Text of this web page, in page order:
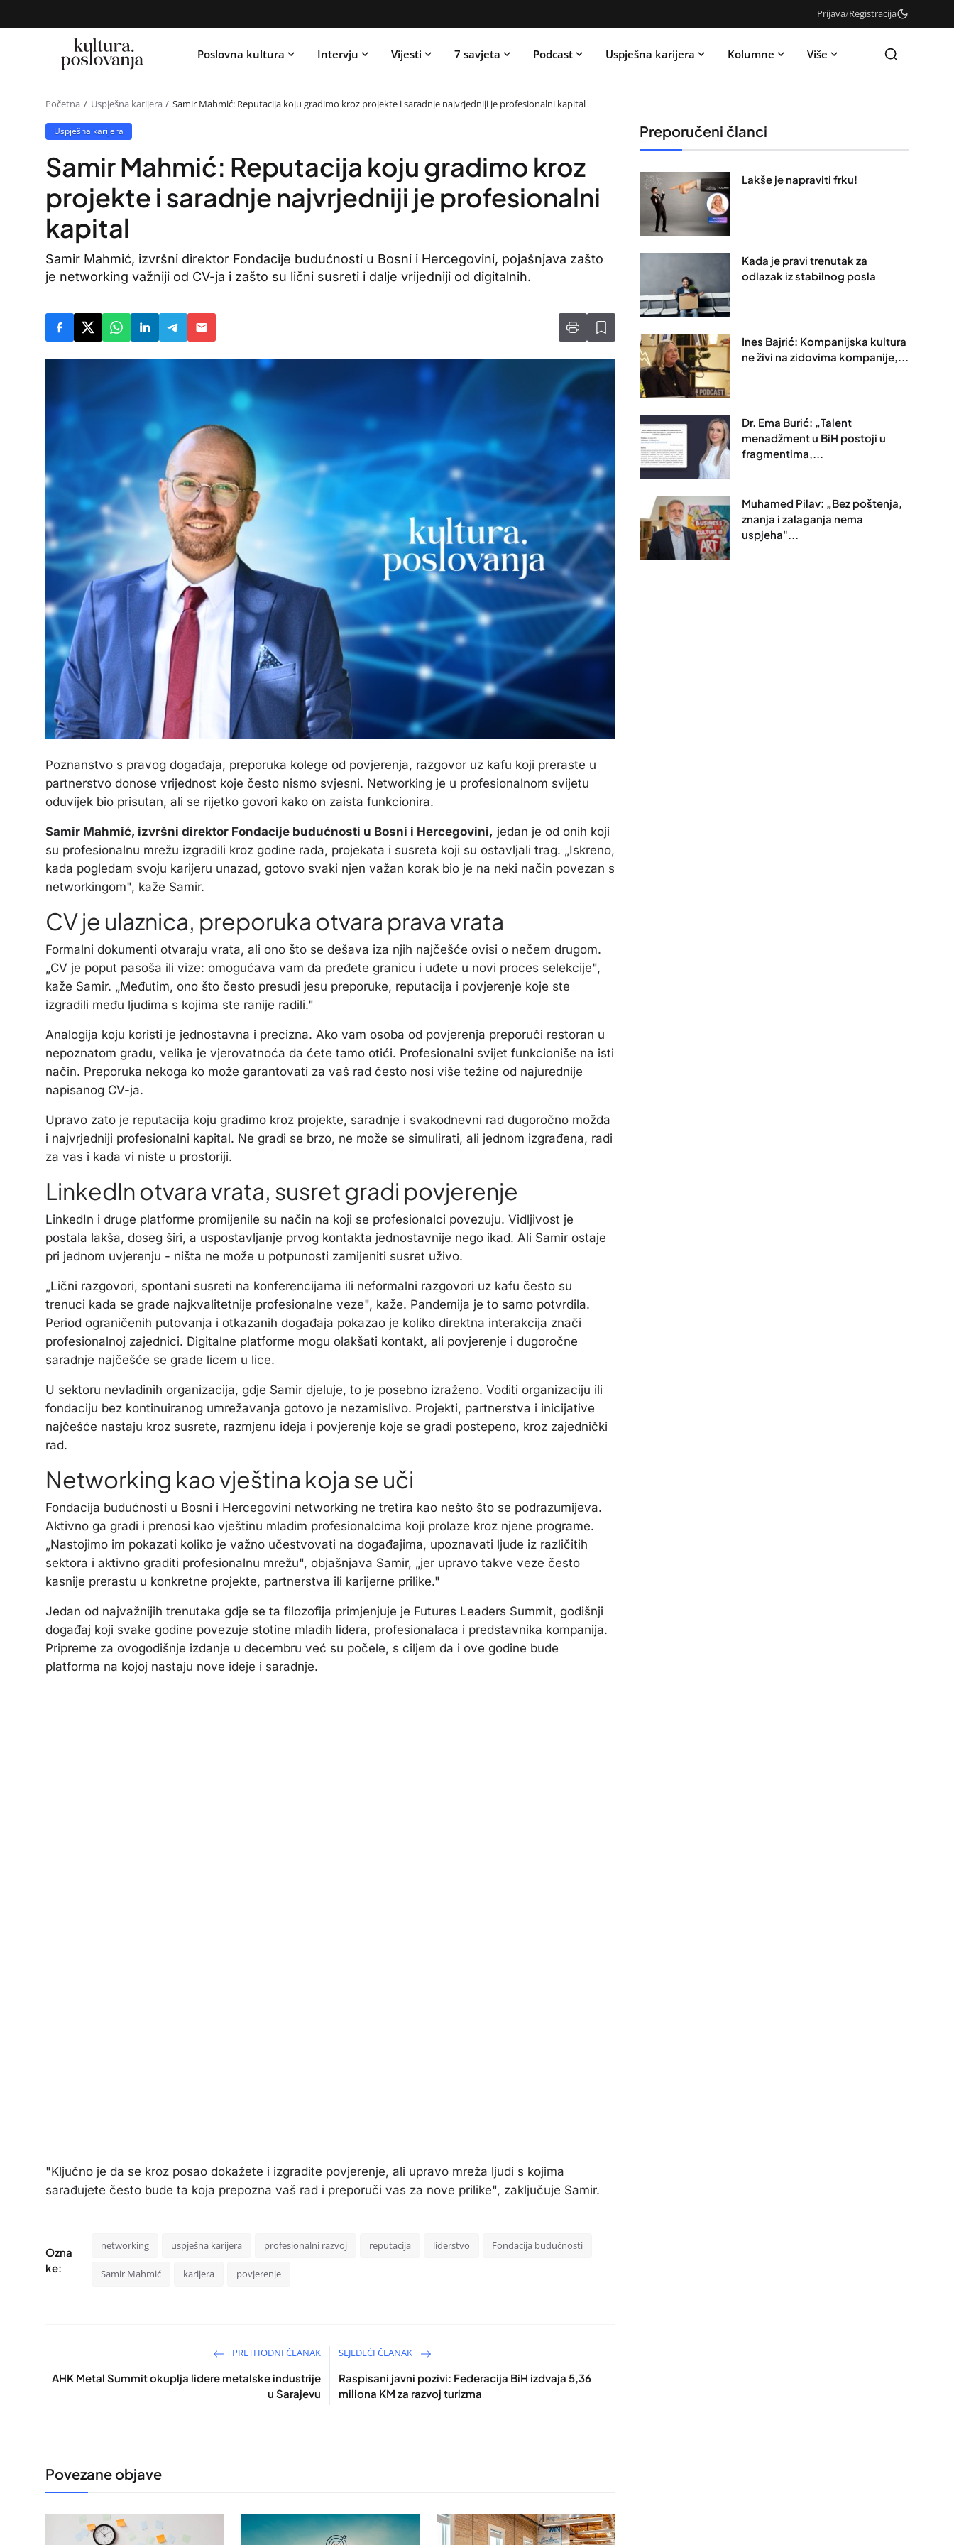
Prijava/Registracija
Poslovna kultura Intervju Vijesti 7 savjeta Podcast Uspješna karijera Kolumne Više
Početna Uspješna karijera Samir Mahmić: Reputacija koju gradimo kroz projekte i saradnje najvrjedniji je profesionalni kapital
Uspješna karijera
Samir Mahmić: Reputacija koju gradimo kroz
projekte i saradnje najvrjedniji je profesionalni
kapital
Samir Mahmić, izvršni direktor Fondacije budućnosti u Bosni i Hercegovini, pojašnjava zašto
je networking važniji od CV-ja i zašto su lični susreti i dalje vrijedniji od digitalnih.
Poznanstvo s pravog događaja, preporuka kolege od povjerenja, razgovor uz kafu koji preraste u
partnerstvo donose vrijednost koje često nismo svjesni. Networking je u profesionalnom svijetu
oduvijek bio prisutan, ali se rijetko govori kako on zaista funkcionira.
Samir Mahmić, izvršni direktor Fondacije budućnosti u Bosni i Hercegovini, jedan je od onih koji
su profesionalnu mrežu izgradili kroz godine rada, projekata i susreta koji su ostavljali trag. „Iskreno,
kada pogledam svoju karijeru unazad, gotovo svaki njen važan korak bio je na neki način povezan s
networkingom", kaže Samir.
CV je ulaznica, preporuka otvara prava vrata
Formalni dokumenti otvaraju vrata, ali ono što se dešava iza njih najčešće ovisi o nečem drugom.
„CV je poput pasoša ili vize: omogućava vam da pređete granicu i uđete u novi proces selekcije",
kaže Samir. „Međutim, ono što često presudi jesu preporuke, reputacija i povjerenje koje ste
izgradili među ljudima s kojima ste ranije radili."
Analogija koju koristi je jednostavna i precizna. Ako vam osoba od povjerenja preporuči restoran u
nepoznatom gradu, velika je vjerovatnoća da ćete tamo otići. Profesionalni svijet funkcioniše na isti
način. Preporuka nekoga ko može garantovati za vaš rad često nosi više težine od najurednije
napisanog CV-ja.
Upravo zato je reputacija koju gradimo kroz projekte, saradnje i svakodnevni rad dugoročno možda
i najvrjedniji profesionalni kapital. Ne gradi se brzo, ne može se simulirati, ali jednom izgrađena, radi
za vas i kada vi niste u prostoriji.
LinkedIn otvara vrata, susret gradi povjerenje
LinkedIn i druge platforme promijenile su način na koji se profesionalci povezuju. Vidljivost je
postala lakša, doseg širi, a uspostavljanje prvog kontakta jednostavnije nego ikad. Ali Samir ostaje
pri jednom uvjerenju - ništa ne može u potpunosti zamijeniti susret uživo.
„Lični razgovori, spontani susreti na konferencijama ili neformalni razgovori uz kafu često su
trenuci kada se grade najkvalitetnije profesionalne veze", kaže. Pandemija je to samo potvrdila.
Period ograničenih putovanja i otkazanih događaja pokazao je koliko direktna interakcija znači
profesionalnoj zajednici. Digitalne platforme mogu olakšati kontakt, ali povjerenje i dugoročne
saradnje najčešće se grade licem u lice.
U sektoru nevladinih organizacija, gdje Samir djeluje, to je posebno izraženo. Voditi organizaciju ili
fondaciju bez kontinuiranog umrežavanja gotovo je nezamislivo. Projekti, partnerstva i inicijative
najčešće nastaju kroz susrete, razmjenu ideja i povjerenje koje se gradi postepeno, kroz zajednički
rad.
Networking kao vještina koja se uči
Fondacija budućnosti u Bosni i Hercegovini networking ne tretira kao nešto što se podrazumijeva.
Aktivno ga gradi i prenosi kao vještinu mladim profesionalcima koji prolaze kroz njene programe.
„Nastojimo im pokazati koliko je važno učestvovati na događajima, upoznavati ljude iz različitih
sektora i aktivno graditi profesionalnu mrežu", objašnjava Samir, „jer upravo takve veze često
kasnije prerastu u konkretne projekte, partnerstva ili karijerne prilike."
Jedan od najvažnijih trenutaka gdje se ta filozofija primjenjuje je Futures Leaders Summit, godišnji
događaj koji svake godine povezuje stotine mladih lidera, profesionalaca i predstavnika kompanija.
Pripreme za ovogodišnje izdanje u decembru već su počele, s ciljem da i ove godine bude
platforma na kojoj nastaju nove ideje i saradnje.
"Ključno je da se kroz posao dokažete i izgradite povjerenje, ali upravo mreža ljudi s kojima
sarađujete često bude ta koja prepozna vaš rad i preporuči vas za nove prilike", zaključuje Samir.
Ozna
ke:
networking uspješna karijera profesionalni razvoj reputacija liderstvo Fondacija budućnosti
Samir Mahmić karijera povjerenje
PRETHODNI ČLANAK
AHK Metal Summit okuplja lidere metalske industrije
u Sarajevu
SLJEDEĆI ČLANAK
Raspisani javni pozivi: Federacija BiH izdvaja 5,36
miliona KM za razvoj turizma
Povezane objave
Preporučeni članci
Lakše je napraviti frku!
Kada je pravi trenutak za
odlazak iz stabilnog posla
Ines Bajrić: Kompanijska kultura
ne živi na zidovima kompanije,...
Dr. Ema Burić: „Talent
menadžment u BiH postoji u
fragmentima,...
Muhamed Pilav: „Bez poštenja,
znanja i zalaganja nema
uspjeha"...